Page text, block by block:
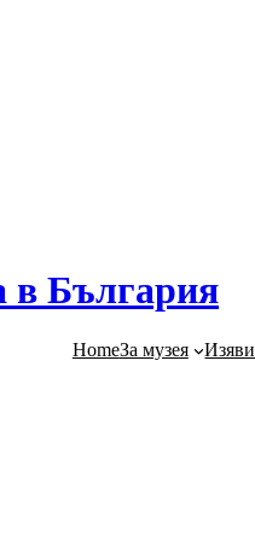
в България
HomeЗа музея Изяви